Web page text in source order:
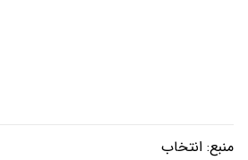
منبع: انتخاب